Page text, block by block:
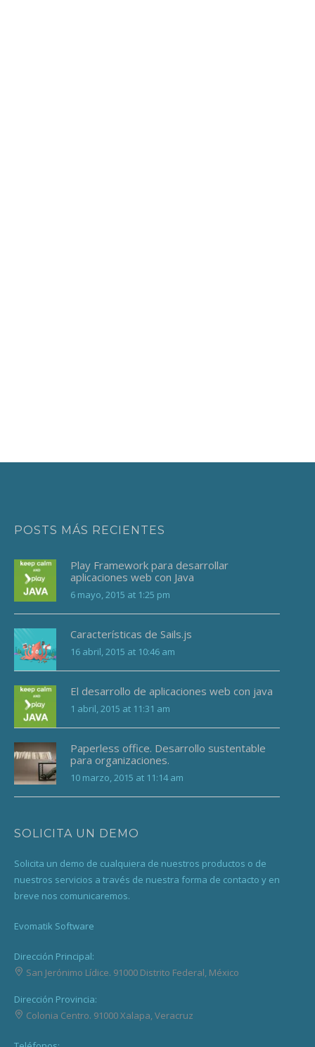
POSTS MÁS RECIENTES
Play Framework para desarrollar
aplicaciones web con Java
6 mayo, 2015 at 1:25 pm
Características de Sails.js
16 abril, 2015 at 10:46 am
El desarrollo de aplicaciones web con java
1 abril, 2015 at 11:31 am
Paperless office. Desarrollo sustentable
para organizaciones.
10 marzo, 2015 at 11:14 am
SOLICITA UN DEMO
Solicita un demo de cualquiera de nuestros productos o de
nuestros servicios a través de nuestra forma de contacto y en
breve nos comunicaremos.
Evomatik Software
Dirección Principal:
San Jerónimo Lídice. 91000 Distrito Federal, México
Dirección Provincia:
Colonia Centro. 91000Xalapa, Veracruz